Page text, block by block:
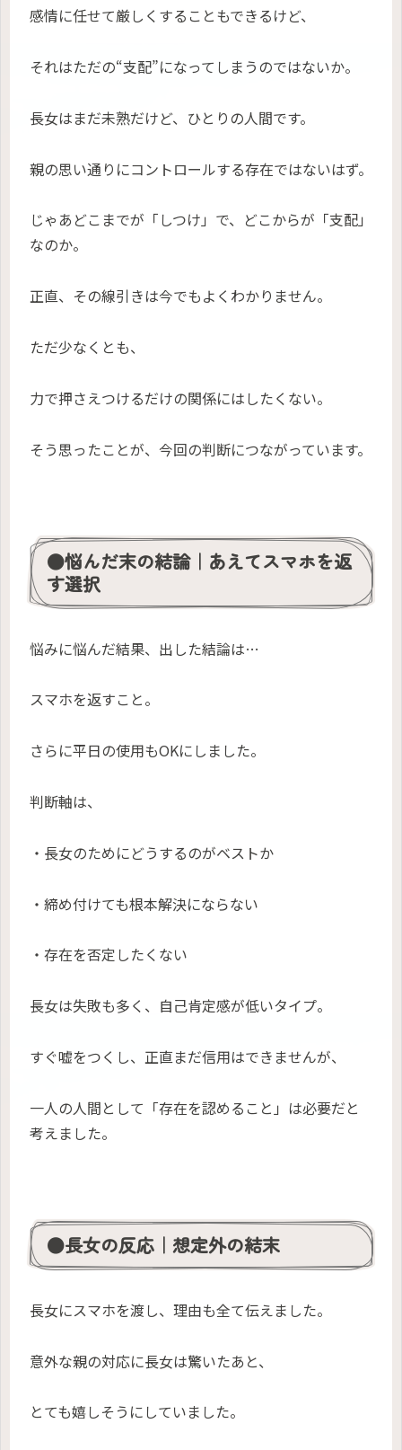
感情に任せて厳しくすることもできるけど、
それはただの“支配”になってしまうのではないか。
長女はまだ未熟だけど、ひとりの人間です。
親の思い通りにコントロールする存在ではないはず。
じゃあどこまでが「しつけ」で、どこからが「支配」
なのか。
正直、その線引きは今でもよくわかりません。
ただ少なくとも、
力で押さえつけるだけの関係にはしたくない。
そう思ったことが、今回の判断につながっています。
●悩んだ末の結論｜あえてスマホを返
す選択
悩みに悩んだ結果、出した結論は…
スマホを返すこと。
さらに平日の使用もOKにしました。
判断軸は、
・長女のためにどうするのがベストか
・締め付けても根本解決にならない
・存在を否定したくない
長女は失敗も多く、自己肯定感が低いタイプ。
すぐ嘘をつくし、正直まだ信用はできませんが、
一人の人間として「存在を認めること」は必要だと
考えました。
●長女の反応｜想定外の結末
長女にスマホを渡し、理由も全て伝えました。
意外な親の対応に長女は驚いたあと、
とても嬉しそうにしていました。